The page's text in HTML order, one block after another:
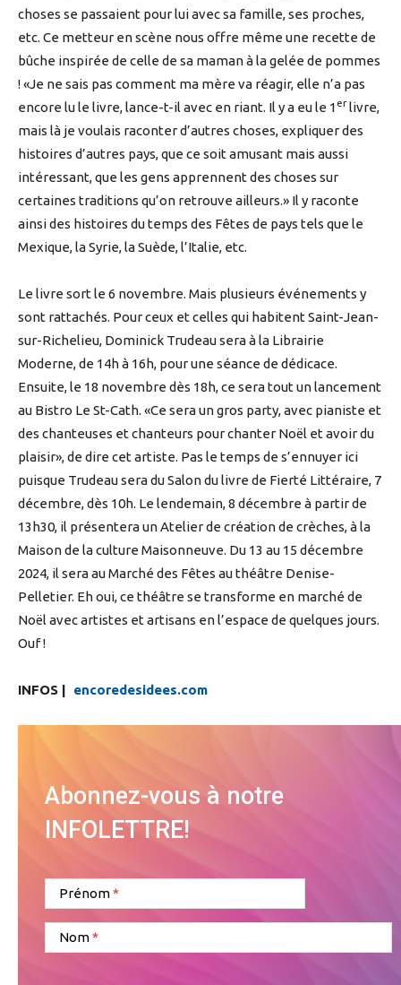
choses se passaient pour lui avec sa famille, ses proches,
etc. Ce metteur en scène nous offre même une recette de
bûche inspirée de celle de sa maman à la gelée de pommes
! «Je ne sais pas comment ma mère va réagir, elle n’a pas
encore lu le livre, lance-t-il avec en riant. Il y a eu le 1 erlivre,
mais là je voulais raconter d’autres choses, expliquer des
histoires d’autres pays, que ce soit amusant mais aussi
intéressant, que les gens apprennent des choses sur
certaines traditions qu’on retrouve ailleurs.» Il y raconte
ainsi des histoires du temps des Fêtes de pays tels que le
Mexique, la Syrie, la Suède, l’Italie, etc.
Le livre sort le 6 novembre. Mais plusieurs événements y
sont rattachés. Pour ceux et celles qui habitent Saint-Jean-
sur-Richelieu, Dominick Trudeau sera à la Librairie
Moderne, de 14h à 16h, pour une séance de dédicace.
Ensuite, le 18 novembre dès 18h, ce sera tout un lancement
au Bistro Le St-Cath. «Ce sera un gros party, avec pianiste et
des chanteuses et chanteurs pour chanter Noël et avoir du
plaisir», de dire cet artiste. Pas le temps de s’ennuyer ici
puisque Trudeau sera du Salon du livre de Fierté Littéraire, 7
décembre, dès 10h. Le lendemain, 8 décembre à partir de
13h30, il présentera un Atelier de création de crèches, à la
Maison de la culture Maisonneuve. Du 13 au 15 décembre
2024, il sera au Marché des Fêtes au théâtre Denise-
Pelletier. Eh oui, ce théâtre se transforme en marché de
Noël avec artistes et artisans en l’espace de quelques jours.
Ouf !
INFOS | encoredesidees.com
Abonnez-vous à notre
INFOLETTRE!
Prénom
Nom